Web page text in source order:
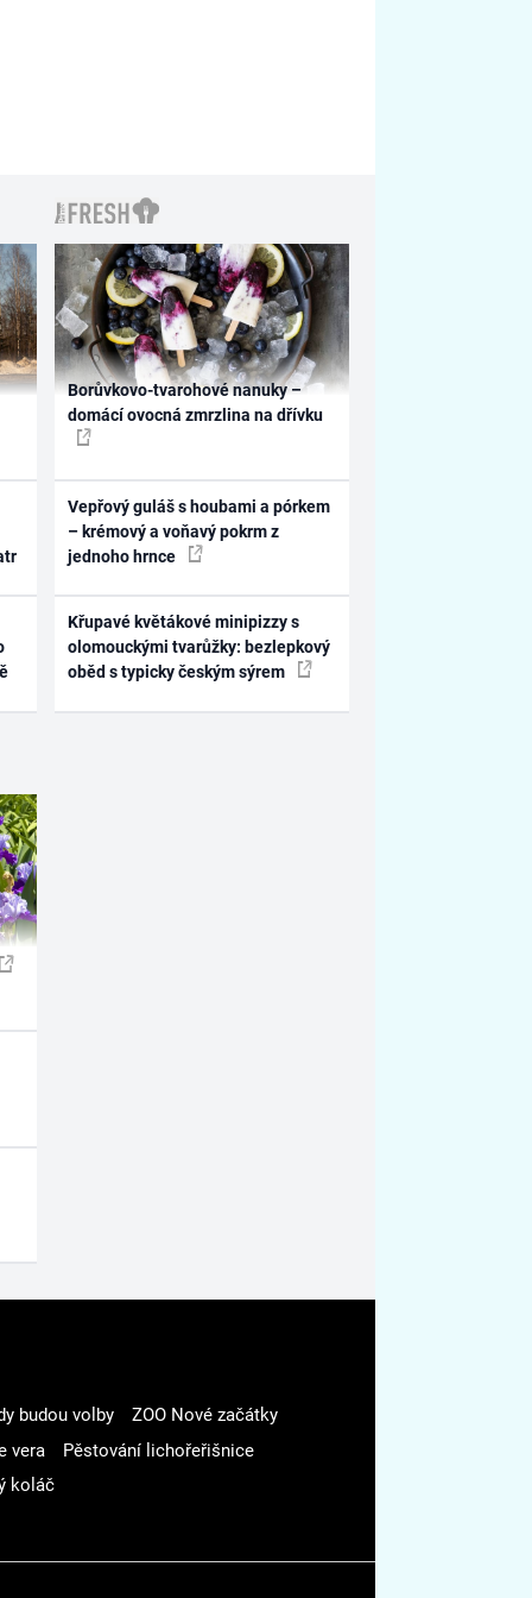
Borůvkovo-tvarohové nanuky –
domácí ovocná zmrzlina na dřívku
Vepřový guláš s houbami a pórkem
– krémový a voňavý pokrm z
jednoho hrnce
Křupavé květákové minipizzy s
olomouckými tvarůžky: bezlepkový
oběd s typicky českým sýrem
budou volby
ZOO Nové začátky
vera
Pěstování lichořeřišnice
koláč